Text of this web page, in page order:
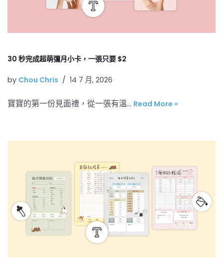
30 秒完成超萌彌月小卡，一張只要 $2
by Chou Chris 14 7 月, 2026
寶寶的第一份見面禮，從一張有溫… Read More »